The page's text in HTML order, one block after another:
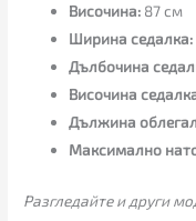
Височина: 87 см
Ширина седалка:
Дълбочина
Височина
Дължина
Максимално
Разгледайте и други